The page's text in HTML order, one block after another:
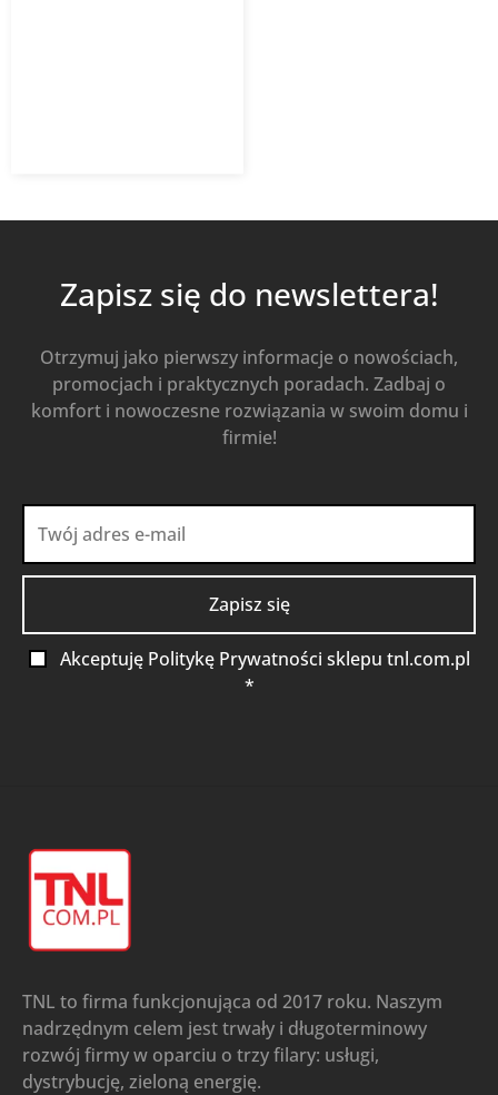
Zapisz się do newslettera!
Otrzymuj jako pierwszy informacje o nowościach,
promocjach i praktycznych poradach. Zadbaj o
komfort i nowoczesne rozwiązania w swoim domu i
firmie!
Akceptuję Politykę Prywatności sklepu tnl.com.pl
*
TNL to firma funkcjonująca od 2017 roku. Naszym
nadrzędnym celem jest trwały i długoterminowy
rozwój firmy w oparciu o trzy filary: usługi,
dystrybucję, zieloną energię.